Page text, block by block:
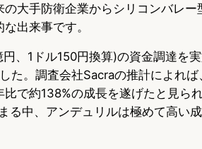
大手防衛企業からシリコンバレー
出来事です。
、1ドル150円換算)の資金調達を
た。調査会社Sacraの推計によれ
で約138%の成長を遂げたと見ら
る中、アンデュリルは極めて高い